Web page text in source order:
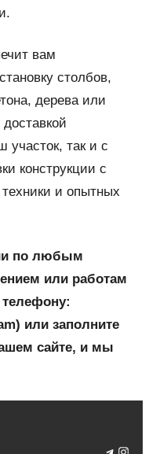
вам
столбов,
дерева или
участок, так и с
конструкции с
и опытных
по любым
или работам
) или заполните
сайте, и мы